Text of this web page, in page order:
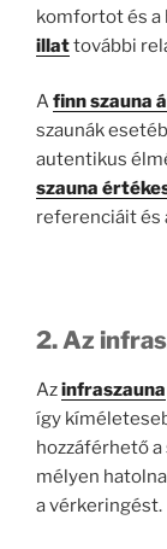
komfortot és a
illattovábbi
Afinn szauna
szaunák
autentikus
szauna
referenciáit és
2. Az
Azinfraszauna
így
hozzáférhető a
mélyen
a vérkeringést.